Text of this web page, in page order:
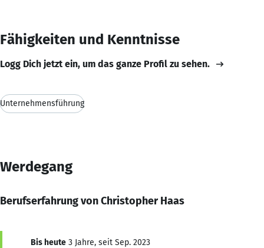
Fähigkeiten und Kenntnisse
Logg Dich jetzt ein, um das ganze Profil zu sehen.
Unternehmensführung
Werdegang
Berufserfahrung von Christopher Haas
Bis heute 3 Jahre, seit Sep. 2023